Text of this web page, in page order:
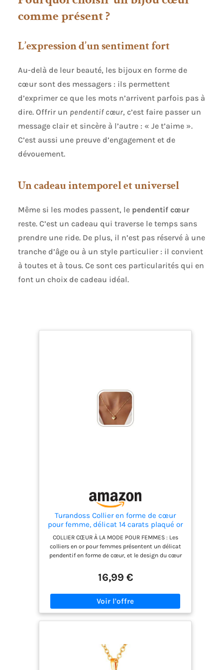
quotidien. 💞Tous les Goûts Sont Dans la Nature:
Les bijoux élégants en forme de cœur peuvent
vous donner un bel effet, parfaits pour être portés
n'importe quoi ou embelli en fonction de
parfaitement pour la fête des mères, la Saint-
Valentin, Noël, les anniversaires, pour offrir aux
femmes élégantes ou le meilleur cadeau pour
code vestimentaire, et un cadeau approprié pour
les mariages, les fiançailles ou d'autres
délicat est idéal pour vous.
comme présent ?
L’expression d’un sentiment fort
Au-delà de leur beauté, les bijoux en forme de
cœur sont des messagers : ils permettent
d’exprimer ce que les mots n’arrivent parfois pas à
dire. Offrir un pendentif cœur, c’est faire passer un
message clair et sincère à l’autre : « Je t’aime ».
C’est aussi une preuve d’engagement et de
dévouement.
Un cadeau intemporel et universel
Même si les modes passent, le pendentif cœur
reste. C’est un cadeau qui traverse le temps sans
prendre une ride. De plus, il n’est pas réservé à une
tranche d’âge ou à un style particulier : il convient
à toutes et à tous. Ce sont ces particularités qui en
font un choix de cadeau idéal.
Turandoss Collier en forme de cœur
pour femme, délicat 14 carats plaqué or
avec petit pendentif en forme de cœur
ouvert pour filles Collier en or pour
femmes Cadeau d'anniversaire pour
elle Petite
COLLIER CŒUR À LA MODE POUR FEMMES : Les
colliers en or pour femmes présentent un délicat
pendentif en forme de cœur, et le design du cœur
délicats colliers en forme de cœur pour femmes
peuvent être portés seuls ou superposés avec
Les colliers cœur en or pour femmes sont
fabriqués à partir de matériaux de haute qualité,
au ternissement qui dure dans le temps. TAILLE:
Collier cœur plaqué or 14 carats, longueur: 40,6 cm
+ 6,4 cm de chaîne extensible, convient à la
16,99 €